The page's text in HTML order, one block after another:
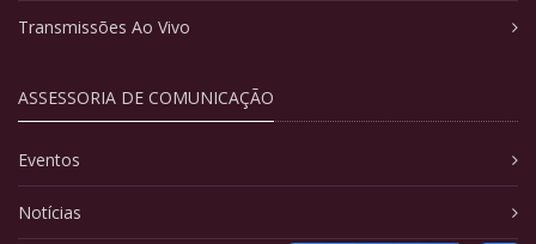
Transmissões Ao Vivo
ASSESSORIA DE COMUNICAÇÃO
Eventos
Notícias